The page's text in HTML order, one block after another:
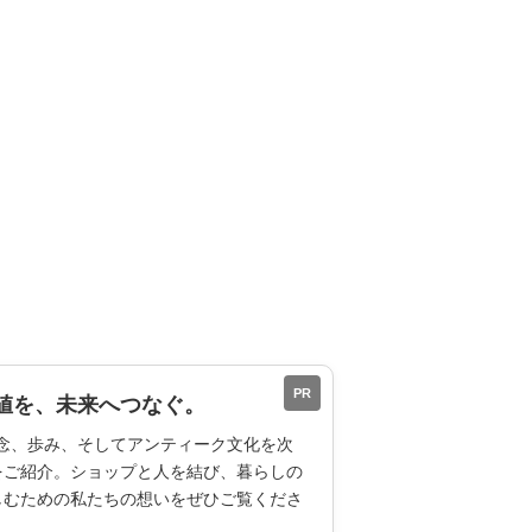
PR
、未来へつなぐ。
、歩み、そしてアンティーク文化を次
紹介。ショップと人を結び、暮らしの
ための私たちの想いをぜひご覧くださ